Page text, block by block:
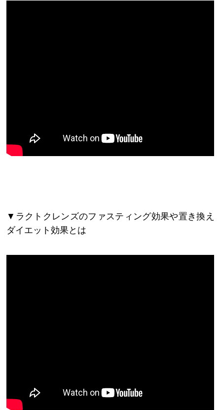
▼ラクトクレンズのファスティング効果や置き換え
ダイエット効果とは